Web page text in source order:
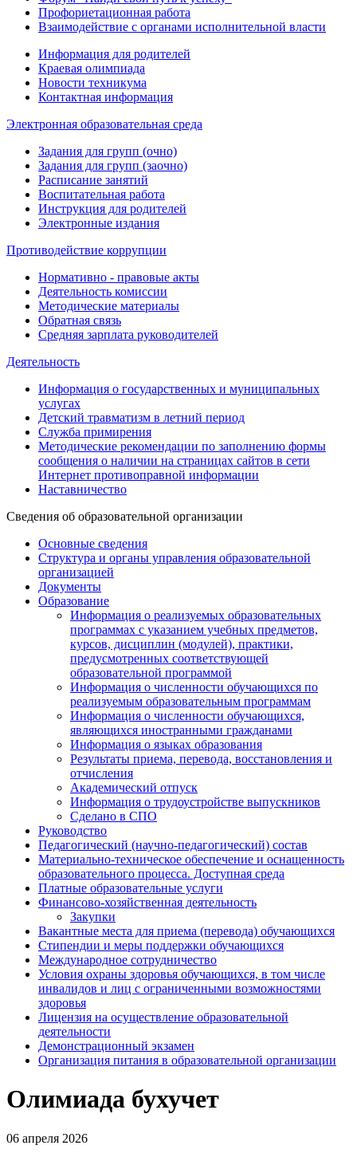
Профориетационная работа
Взаимодействие с органами исполнительной власти
Информация для родителей
Краевая олимпиада
Новости техникума
Контактная информация
Электронная образовательная среда
Задания для групп (очно)
Задания для групп (заочно)
Расписание занятий
Воспитательная работа
Инструкция для родителей
Электронные издания
Противодействие коррупции
Нормативно - правовые акты
Деятельность комиссии
Методические материалы
Обратная связь
Средняя зарплата руководителей
Деятельность
Информация о государственных и муниципальных
услугах
Детский травматизм в летний период
Служба примирения
Методические рекомендации по заполнению формы
сообщения о наличии на страницах сайтов в сети
Интернет противоправной информации
Наставничество
Сведения об образовательной организации
Основные сведения
Структура и органы управления образовательной
организацией
Документы
Образование
Информация о реализуемых образовательных
программах с указанием учебных предметов,
курсов, дисциплин (модулей), практики,
предусмотренных соответствующей
образовательной программой
Информация о численности обучающихся по
реализуемым образовательным программам
Информация о численности обучающихся,
являющихся иностранными гражданами
Информация о языках образования
Результаты приема, перевода, восстановления и
отчисления
Академический отпуск
Информация о трудоустройстве выпускников
Сделано в СПО
Руководство
Педагогический (научно-педагогический) состав
Материально-техническое обеспечение и оснащенность
образовательного процесса. Доступная среда
Платные образовательные услуги
Финансово-хозяйственная деятельность
Закупки
Вакантные места для приема (перевода) обучающихся
Стипендии и меры поддержки обучающихся
Международное сотрудничество
Условия охраны здоровья обучающихся, в том числе
инвалидов и лиц с ограниченными возможностями
здоровья
Лицензия на осуществление образовательной
деятельности
Демонстрационный экзамен
Организация питания в образовательной организации
Олимиада бухучет
06 апреля 2026